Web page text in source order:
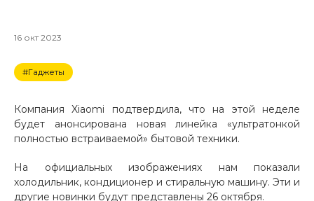
25%
Добавляйте товары
16 окт 2023
#Гаджеты
Компания Xiaomi подтвердила, что на этой неделе
будет анонсирована новая линейка «ультратонкой
полностью встраиваемой» бытовой техники.
На официальных изображениях нам показали
холодильник, кондиционер и стиральную машину. Эти и
другие новинки будут представлены 26 октября.